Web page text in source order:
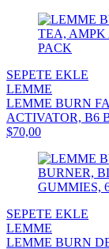
SEPETE EKLE
LEMME
LEMME BURN
ACTIVATOR, B6
$70,00
SEPETE EKLE
LEMME
LEMME BURN